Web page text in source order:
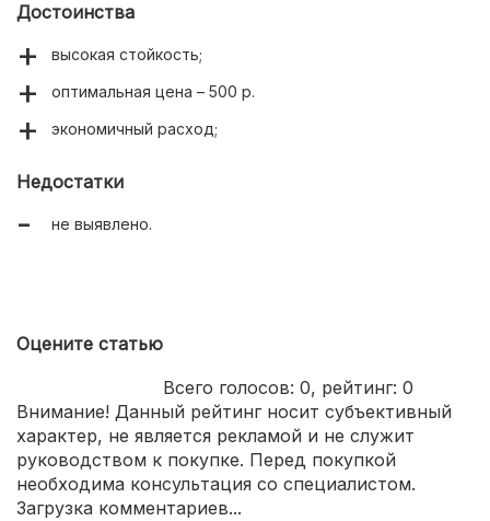
Достоинства
высокая стойкость;
оптимальная цена – 500 р.
экономичный расход;
Недостатки
не выявлено.
Оцените статью
Всего голосов: 0, рейтинг: 0
Внимание! Данный рейтинг носит субъективный
характер, не является рекламой и не служит
руководством к покупке. Перед покупкой
необходима консультация со специалистом.
Загрузка комментариев...